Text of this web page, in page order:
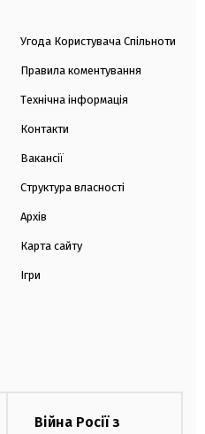
Угода Користувача Спільноти
Правила коментування
Технічна інформація
Контакти
Вакансії
Структура власності
Архів
Карта сайту
Ігри
Війна Росії з